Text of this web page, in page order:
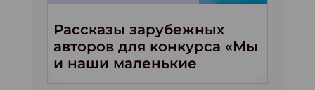
Рассказы зарубежных
авторов для конкурса «Мы
и наши маленькие
волшебники!»